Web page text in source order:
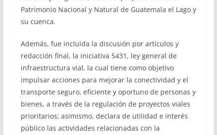
Patrimonio Nacional y Natural de Guatemala el Lago y
su cuenca.
Además, fue incluida la discusión por artículos y
redacción final, la iniciativa 5431, ley general de
infraestructura vial, la cual tiene como objetivo
impulsar acciones para mejorar la conectividad y el
transporte seguro, eficiente y oportuno de personas y
bienes, a través de la regulación de proyectos viales
prioritarios; asimismo, declara de utilidad e interés
público las actividades relacionadas con la